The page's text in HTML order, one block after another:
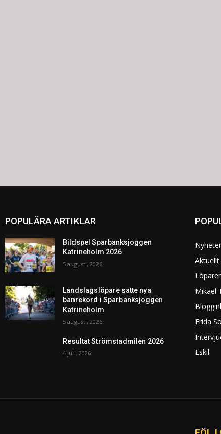
POPULÄRA ARTIKLAR
Bildspel Sparbanksjoggen
Katrineholm 2026
5 augusti, 2026
Landslagslöpare satte nya
banrekord i Sparbanksjoggen
Katrineholm
5 augusti, 2026
Resultat Strömstadmilen 2026
4 juli, 2026
Nyheter
Aktuellt
Mikael
Frida
Eskil